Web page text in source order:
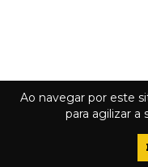
Ao navegar por este
para agilizar a